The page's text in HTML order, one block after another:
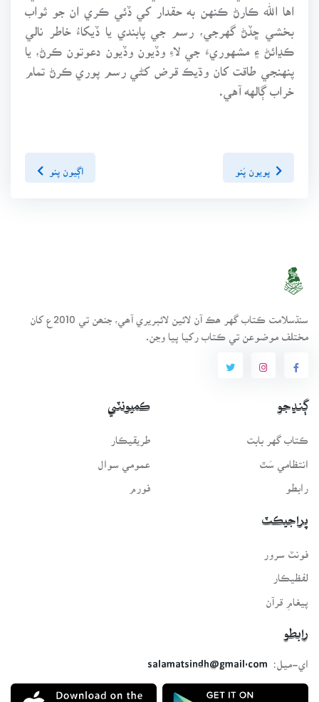
اها الله ڪارڻ ڪنهن به حقدار کي ڏئي ڪري ان جو ثواب
بخشي ڇڏڻ گهرجي، رسم جي پابندي يا ڏيکاءُ خاطر نالي
ڪڍائڻ ۽ مشهوريءَ جي لاءِ وڏيون وڏيون دعوتون ڪرڻ، يا
پنهنجي طاقت کان وڌيڪ قرض کڻي رسم پوري ڪرڻ تمام
خراب ڳالهه آهي.
پويون پَنو اڳيون پنو
سنڌسلامت ڪتاب گهر ھڪ آن لائين لائبريري آھي، جنھن تي 2010ع کان
مختلف موضوعن تي ڪتاب رکيا پيا وڃن.
ڳنڍجو
ڪتاب گهر بابت
انتظامي سَٿ
رابطو
ڪميونٽي
طريقيڪار
عمومي سوال
فورم
پراجيڪٽ
لفظيڪار
پيغامِ قرآن
رابطو
اي-ميل:
salamatsindh@gmail.com